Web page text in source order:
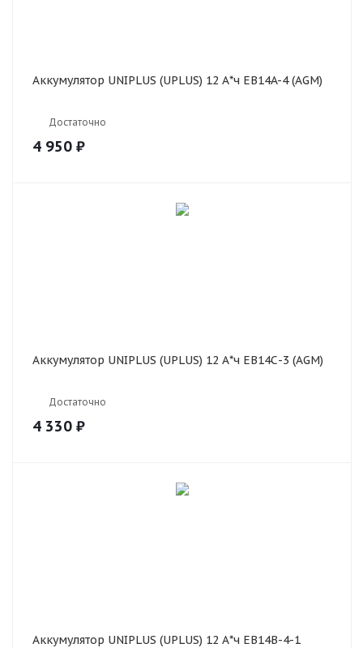
Аккумулятор UNIPLUS (UPLUS) 12 А*ч EB14A-4 (AGM)
Достаточно
4 950 ₽
Аккумулятор UNIPLUS (UPLUS) 12 А*ч EB14С-3 (AGM)
Достаточно
4 330 ₽
Аккумулятор UNIPLUS (UPLUS) 12 А*ч EB14B-4-1